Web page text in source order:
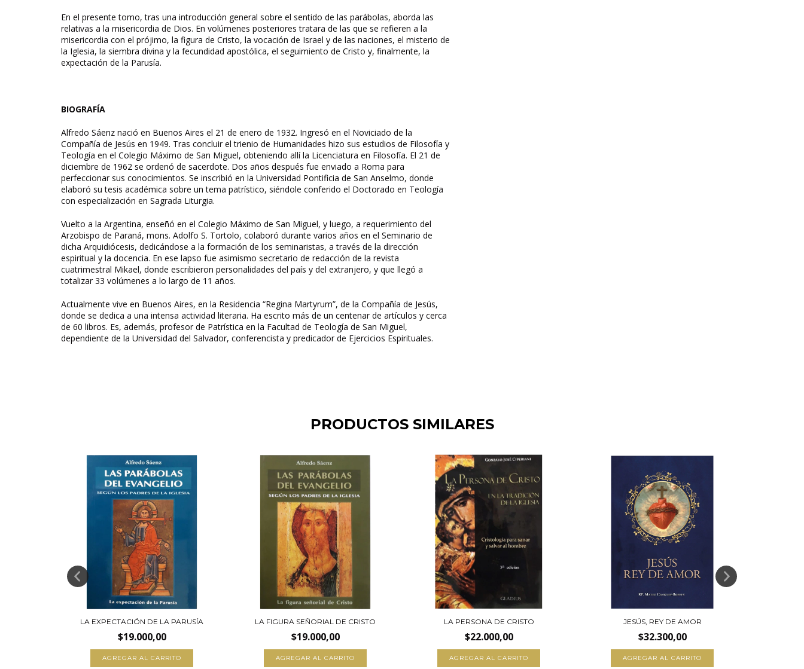
En el presente tomo, tras una introducción general sobre el sentido de las parábolas, aborda las
relativas a la misericordia de Dios. En volúmenes posteriores tratara de las que se refieren a la
misericordia con el prójimo, la figura de Cristo, la vocación de Israel y de las naciones, el misterio de
la Iglesia, la siembra divina y la fecundidad apostólica, el seguimiento de Cristo y, finalmente, la
expectación de la Parusía.
BIOGRAFÍA
Alfredo Sáenz nació en Buenos Aires el 21 de enero de 1932. Ingresó en el Noviciado de la
Compañía de Jesús en 1949. Tras concluir el trienio de Humanidades hizo sus estudios de Filosofía y
Teología en el Colegio Máximo de San Miguel, obteniendo allí la Licenciatura en Filosofía. El 21 de
diciembre de 1962 se ordenó de sacerdote. Dos años después fue enviado a Roma para
perfeccionar sus conocimientos. Se inscribió en la Universidad Pontificia de San Anselmo, donde
elaboró su tesis académica sobre un tema patrístico, siéndole conferido el Doctorado en Teología
con especialización en Sagrada Liturgia.
Vuelto a la Argentina, enseñó en el Colegio Máximo de San Miguel, y luego, a requerimiento del
Arzobispo de Paraná, mons. Adolfo S. Tortolo, colaboró durante varios años en el Seminario de
dicha Arquidiócesis, dedicándose a la formación de los seminaristas, a través de la dirección
espiritual y la docencia. En ese lapso fue asimismo secretario de redacción de la revista
cuatrimestral Mikael, donde escribieron personalidades del país y del extranjero, y que llegó a
totalizar 33 volúmenes a lo largo de 11 años.
Actualmente vive en Buenos Aires, en la Residencia “Regina Martyrum”, de la Compañía de Jesús,
donde se dedica a una intensa actividad literaria. Ha escrito más de un centenar de artículos y cerca
de 60 libros. Es, además, profesor de Patrística en la Facultad de Teología de San Miguel,
dependiente de la Universidad del Salvador, conferencista y predicador de Ejercicios Espirituales.
PRODUCTOS SIMILARES
LA EXPECTACIÓN DE LA PARUSÍA
$19.000,00
AGREGAR AL CARRITO
LA FIGURA SEÑORIAL DE CRISTO
$19.000,00
AGREGAR AL CARRITO
LA PERSONA DE CRISTO
$22.000,00
JESÚS, REY DE AMOR
$32.300,00